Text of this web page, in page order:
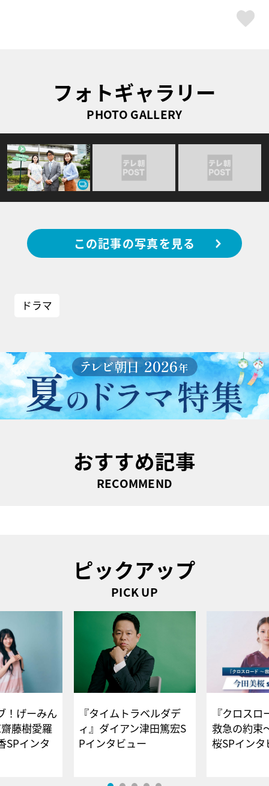
フォトギャラリー
PHOTO GALLERY
この記事の写真を見る
ドラマ
おすすめ記事
RECOMMEND
ピックアップ
PICK UP
！げーみん
藤樹愛羅
SPインタ
『タイムトラベルダデ
ィ』ダイアン津田篤宏S
Pインタビュー
『クロス
救急の約束
桜SPイ